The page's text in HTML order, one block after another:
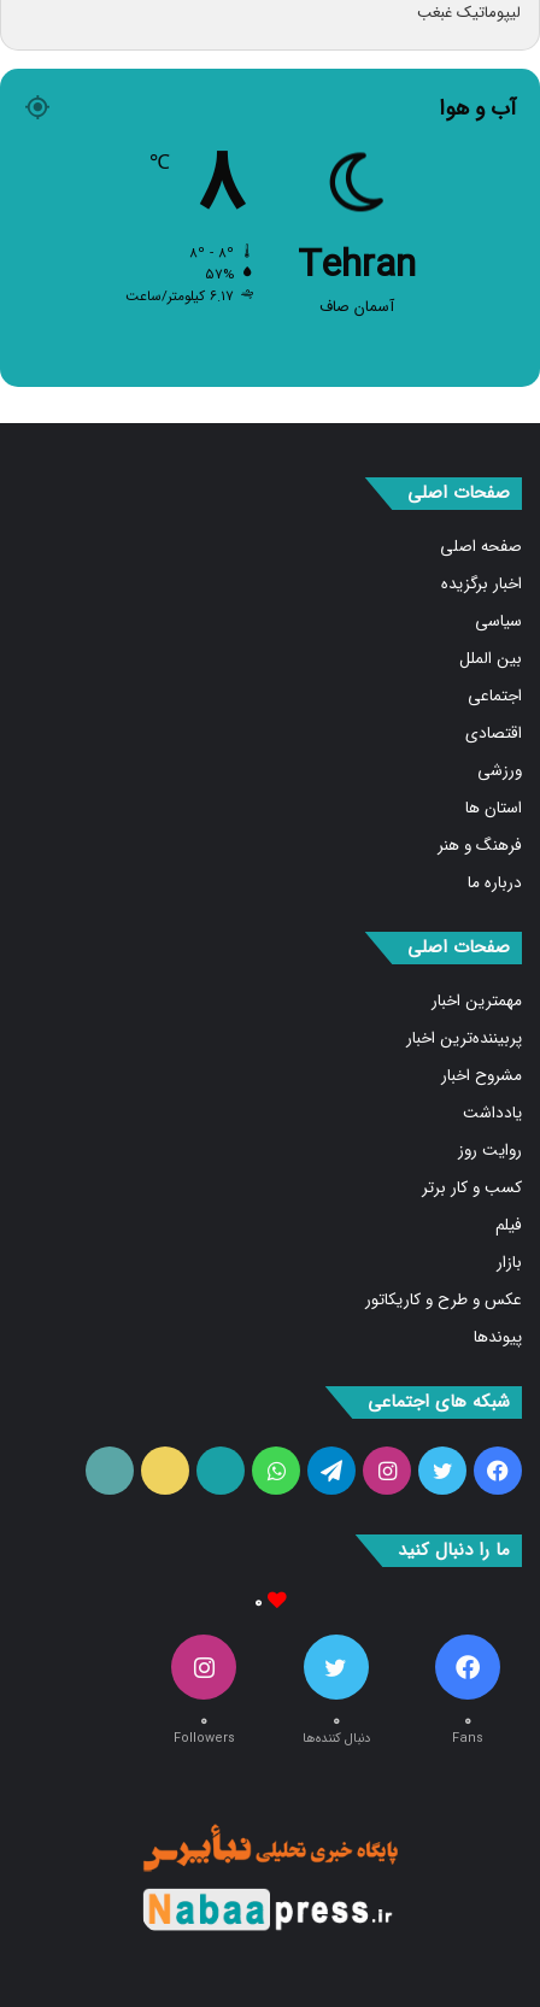
آب و هوا
Tehran
آسمان صاف
۸ ℃
۵۷%
۶.۱۷ کیلومتر/ساعت
صفحات اصلی
صفحه اصلی
اخبار برگزیده
سیاسی
بین الملل
اجتماعی
اقتصادی
ورزشی
استان ها
فرهنگ و هنر
درباره ما
صفحات اصلی
مهمترین اخبار
پربیننده‌ترین اخبار
مشروح اخبار
یادداشت
روایت روز
کسب و کار برتر
فیلم
بازار
عکس و طرح و کاریکاتور
پیوندها
شبکه های اجتماعی
فیس
توییتر اینستاگرامتلگرام واتس
آپارات ایتا
ما را دنبال کنید
۰
۰
Fans
۰
دنبال کننده‌ها
۰
Followers